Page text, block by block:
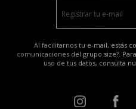
Al facilitarnos tu e-mail, estás
comunicaciones del grupo size?.
uso de tus datos, consulta